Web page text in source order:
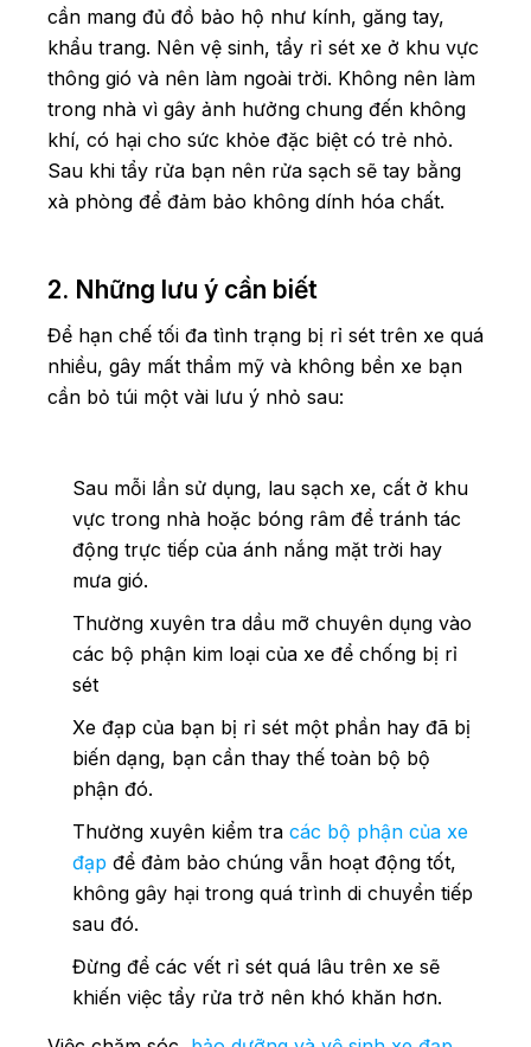
cần mang đủ đồ bảo hộ như kính, găng tay,
khẩu trang. Nên vệ sinh, tẩy rỉ sét xe ở khu vực
thông gió và nên làm ngoài trời. Không nên làm
trong nhà vì gây ảnh hưởng chung đến không
khí, có hại cho sức khỏe đặc biệt có trẻ nhỏ.
Sau khi tẩy rửa bạn nên rửa sạch sẽ tay bằng
xà phòng để đảm bảo không dính hóa chất.
2. Những lưu ý cần biết
Để hạn chế tối đa tình trạng bị rỉ sét trên xe quá
nhiều, gây mất thẩm mỹ và không bền xe bạn
cần bỏ túi một vài lưu ý nhỏ sau:
Sau mỗi lần sử dụng, lau sạch xe, cất ở khu
vực trong nhà hoặc bóng râm để tránh tác
động trực tiếp của ánh nắng mặt trời hay
mưa gió.
Thường xuyên tra dầu mỡ chuyên dụng vào
các bộ phận kim loại của xe để chống bị rỉ
sét
Xe đạp của bạn bị rỉ sét một phần hay đã bị
biến dạng, bạn cần thay thế toàn bộ bộ
phận đó.
Thường xuyên kiểm tra các bộ phận của xe
đạp để đảm bảo chúng vẫn hoạt động tốt,
không gây hại trong quá trình di chuyển tiếp
sau đó.
Đừng để các vết rỉ sét quá lâu trên xe sẽ
khiến việc tẩy rửa trở nên khó khăn hơn.